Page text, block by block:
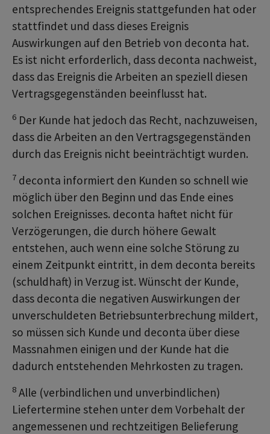
entsprechendes Ereignis stattgefunden hat oder
stattfindet und dass dieses Ereignis
Auswirkungen auf den Betrieb von deconta hat.
Es ist nicht erforderlich, dass deconta nachweist,
dass das Ereignis die Arbeiten an speziell diesen
Vertragsgegenständen beeinflusst hat.
6 Der Kunde hat jedoch das Recht, nachzuweisen,
dass die Arbeiten an den Vertragsgegenständen
durch das Ereignis nicht beeinträchtigt wurden.
7 deconta informiert den Kunden so schnell wie
möglich über den Beginn und das Ende eines
solchen Ereignisses. deconta haftet nicht für
Verzögerungen, die durch höhere Gewalt
entstehen, auch wenn eine solche Störung zu
einem Zeitpunkt eintritt, in dem deconta bereits
(schuldhaft) in Verzug ist. Wünscht der Kunde,
dass deconta die negativen Auswirkungen der
unverschuldeten Betriebsunterbrechung mildert,
so müssen sich Kunde und deconta über diese
Massnahmen einigen und der Kunde hat die
dadurch entstehenden Mehrkosten zu tragen.
8 Alle (verbindlichen und unverbindlichen)
Liefertermine stehen unter dem Vorbehalt der
angemessenen und rechtzeitigen Belieferung